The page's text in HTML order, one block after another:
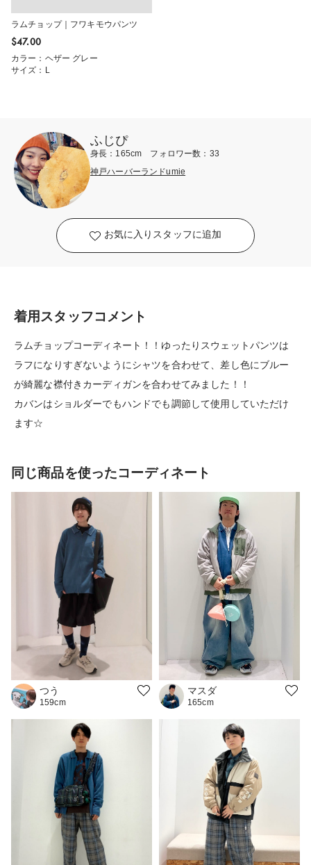
ラムチョップ｜フワキモウパンツ
$‌47.00
カラー：ヘザー グレー
サイズ：L
ふじぴ
身長：165cm フォロワー数：33
神戸ハーバーランドumie
お気に入りスタッフに追加
着用スタッフコメント
ラムチョップコーディネート！！ゆったりスウェットパンツは
ラフになりすぎないようにシャツを合わせて、差し色にブルー
が綺麗な襟付きカーディガンを合わせてみました！！
カバンはショルダーでもハンドでも調節して使用していただけ
ます☆
同じ商品を使ったコーディネート
つう
159cm
マスダ
165cm